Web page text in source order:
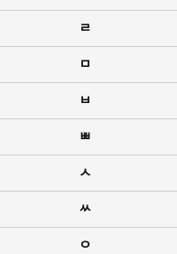
ㄹ
ㅁ
ㅂ
ㅃ
ㅅ
ㅆ
ㅇ